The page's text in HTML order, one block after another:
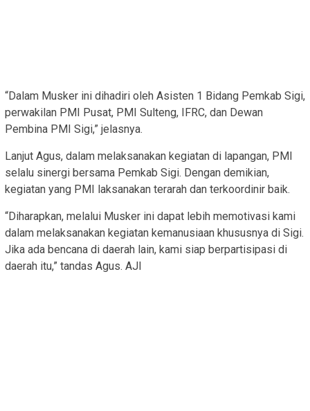
“Dalam Musker ini dihadiri oleh Asisten 1 Bidang Pemkab Sigi,
perwakilan PMI Pusat, PMI Sulteng, IFRC, dan Dewan
Pembina PMI Sigi,” jelasnya.
Lanjut Agus, dalam melaksanakan kegiatan di lapangan, PMI
selalu sinergi bersama Pemkab Sigi. Dengan demikian,
kegiatan yang PMI laksanakan terarah dan terkoordinir baik.
“Diharapkan, melalui Musker ini dapat lebih memotivasi kami
dalam melaksanakan kegiatan kemanusiaan khususnya di Sigi.
Jika ada bencana di daerah lain, kami siap berpartisipasi di
daerah itu,” tandas Agus. AJI